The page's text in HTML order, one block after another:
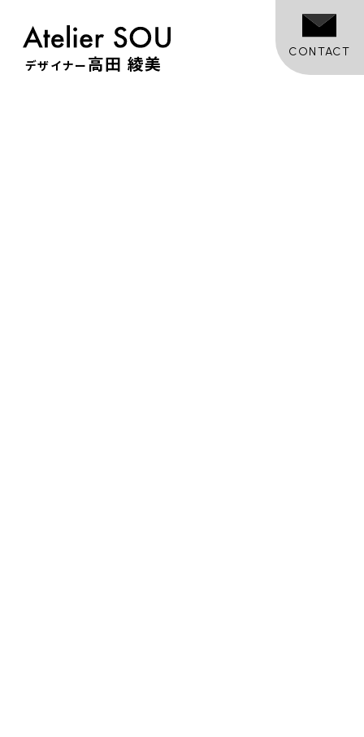
デザイナー 高田 綾美
CONTACT